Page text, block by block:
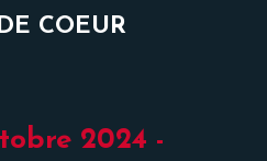
COEUR
2024 -